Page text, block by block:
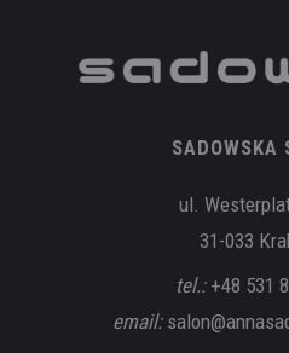
SADOWSKA
ul.
31-033
tel.:+48 531
email: